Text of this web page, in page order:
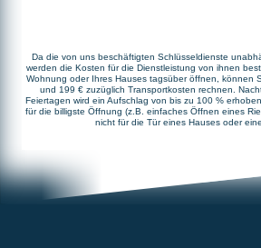
Da die von uns beschäftigten Schlüsseldienste
werden die Kosten für die Dienstleistung von ihnen
Wohnung oder Ihres Hauses tagsüber öffnen, können
und 199 € zuzüglich Transportkosten rechnen.
Feiertagen wird ein Aufschlag von bis zu 100 %
für die billigste Öffnung (z.B. einfaches Öffnen eines
nicht für die Tür eines Hauses oder